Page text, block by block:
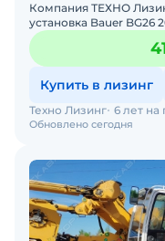
Компания ТЕХНО
установка Bauer BG26
установкиБазовое
Купить в лизинг
Обновлено сегодня
Техно Лизинг 6 лет